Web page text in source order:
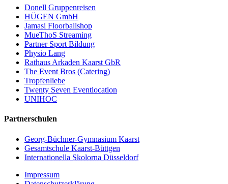
Donell Gruppenreisen
HÜGEN GmbH
Jamasi Floorballshop
MueThoS Streaming
Partner Sport Bildung
Physio Lang
Rathaus Arkaden Kaarst GbR
The Event Bros (Catering)
Tropfenliebe
Twenty Seven Eventlocation
UNIHOC
Partnerschulen
Georg-Büchner-Gymnasium Kaarst
Gesamtschule Kaarst-Büttgen
Internationella Skolorna Düsseldorf
Impressum